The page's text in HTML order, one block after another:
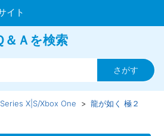
＆Ａを検索
X|S/Xbox One 龍が如く 極２